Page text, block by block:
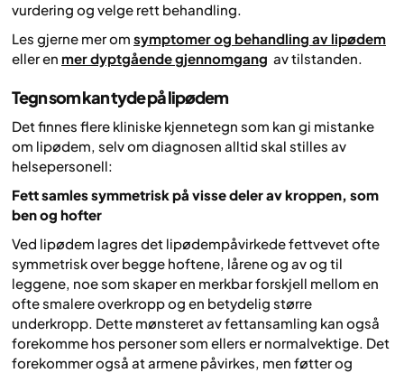
vurdering og velge rett behandling.
Les gjerne mer om symptomer og behandling av lipødem
eller en mer dyptgående gjennomgang av tilstanden.
Tegn som kan tyde på lipødem
Det finnes flere kliniske kjennetegn som kan gi mistanke
om lipødem, selv om diagnosen alltid skal stilles av
helsepersonell:
Fett samles symmetrisk på visse deler av kroppen, som
ben og hofter
Ved lipødem lagres det lipødempåvirkede fettvevet ofte
symmetrisk over begge hoftene, lårene og av og til
leggene, noe som skaper en merkbar forskjell mellom en
ofte smalere overkropp og en betydelig større
underkropp. Dette mønsteret av fettansamling kan også
forekomme hos personer som ellers er normalvektige. Det
forekommer også at armene påvirkes, men føtter og